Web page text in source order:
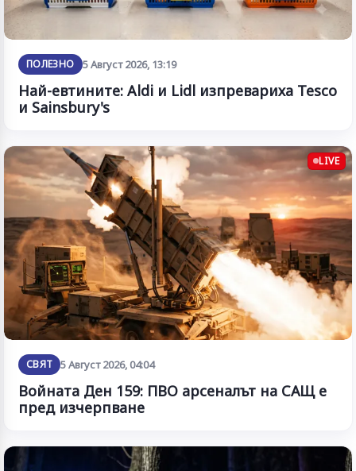
ПОЛЕЗНО 5 Август 2026, 13:19
Най-евтините: Aldi и Lidl изпревариха Tesco
и Sainsbury's
LIVE
СВЯТ 5 Август 2026, 04:04
Войната Ден 159: ПВО арсеналът на САЩ е
пред изчерпване